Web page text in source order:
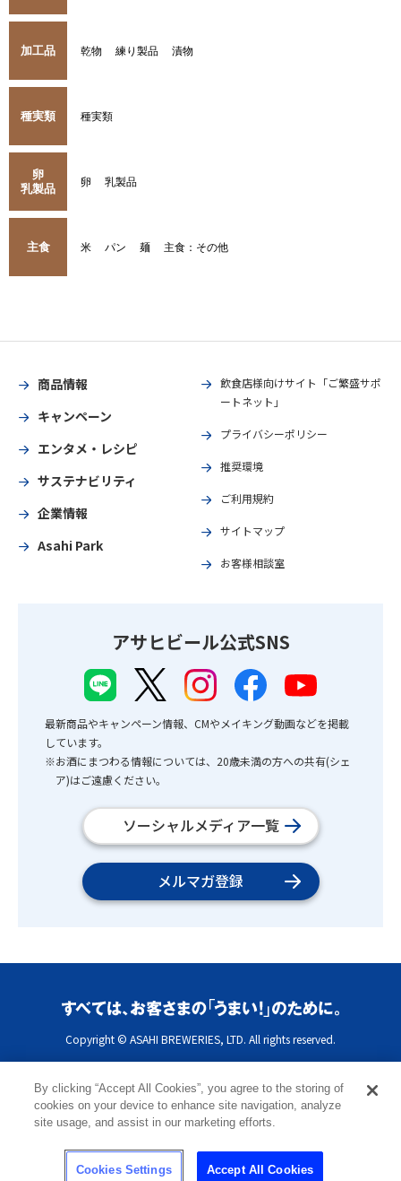
加工品 乾物 練り製品 漬物
種実類 種実類
卵
乳製品
卵 乳製品
主食 米 パン 麺 主食：その他
商品情報
キャンペーン
エンタメ・レシピ
サステナビリティ
企業情報
Asahi Park
飲食店様向けサイト「ご繁盛サポ
ートネット」
プライバシーポリシー
推奨環境
ご利用規約
サイトマップ
お客様相談室
アサヒビール公式SNS
最新商品やキャンペーン情報、CMやメイキング動画などを掲載
しています。
※お酒にまつわる情報については、20歳未満の方への共有(シェ
ア)はご遠慮ください。
ソーシャルメディア一覧
メルマガ登録
Copyright © ASAHI BREWERIES, LTD. All rights reserved.
By clicking “Accept All Cookies”, you agree to the storing of
cookies on your device to enhance site navigation, analyze
site usage, and assist in our marketing efforts.
Cookies Settings Accept All Cookies